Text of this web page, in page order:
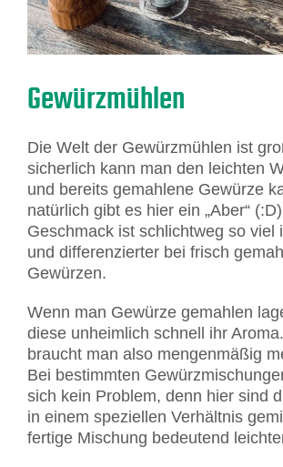
Gewürzmühlen
Die Welt der Gewürzmühlen ist
sicherlich kann man den leichten
und bereits gemahlene Gewürze
natürlich gibt es hier ein „Aber“
Geschmack ist schlichtweg so viel
und differenzierter bei frisch
Gewürzen.
Wenn man Gewürze gemahlen
diese unheimlich schnell ihr
braucht man also mengenmäßig
Bei bestimmten
sich kein Problem, denn hier sind
in einem speziellen Verhältnis
fertige Mischung bedeutend